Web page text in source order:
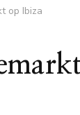
op Ibiza